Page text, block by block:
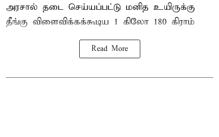
அரசால் தடை செய்யப்பட்டு மனித உயிருக்கு
தீங்கு விளைவிக்கக்கூடிய 1 கிலோ 180 கிராம்
Read More